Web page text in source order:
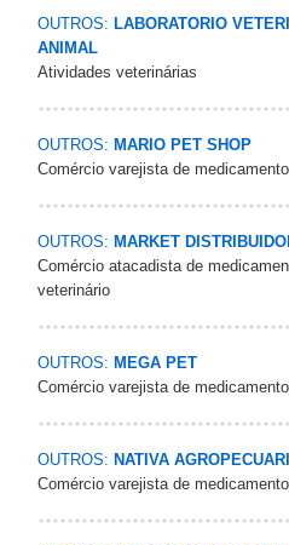
OUTROS: LABORATORIO
ANIMAL
Atividades veterinárias
OUTROS: MARIO PET SHOP
Comércio varejista de
OUTROS: MARKET
Comércio atacadista de
veterinário
OUTROS: MEGA PET
Comércio varejista de
OUTROS: NATIVA
Comércio varejista de